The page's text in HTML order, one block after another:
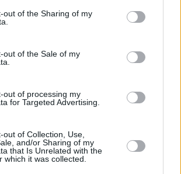
pero usted tiene el derecho de
Sus preferencias se aplicarán
entrando de nuevo en este sitio web o
política de privacidad.
out of the Sharing of my
out of the Sale of my
out of processing my
for Targeted Advertising.
out of Collection, Use,
and/or Sharing of my
that Is Unrelated with the
which it was collected.